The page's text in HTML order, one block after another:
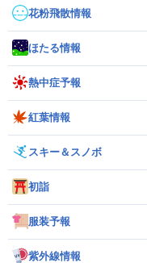
花粉飛散情報
ほたる情報
熱中症予報
紅葉情報
スキー＆スノボ
初詣
服装予報
紫外線情報